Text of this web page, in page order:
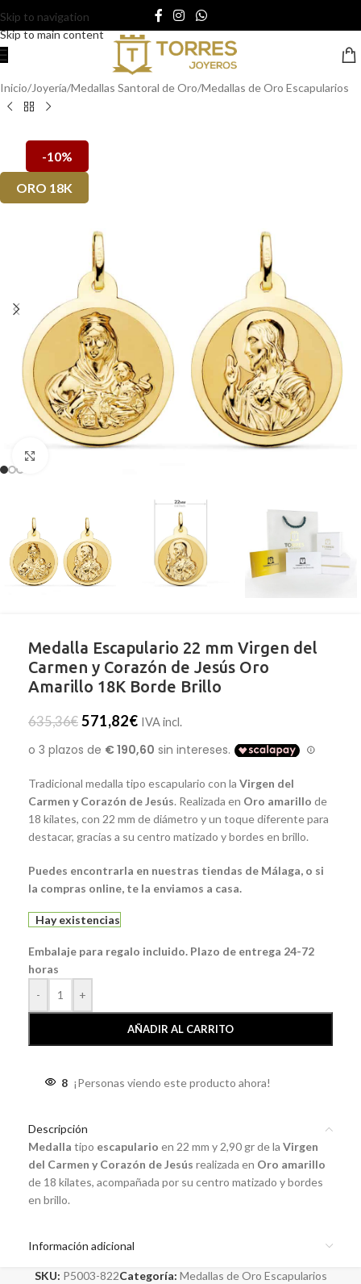
Skip to navigation
Skip to main content
Inicio/Joyería/Medallas Santoral de Oro/Medallas de Oro Escapularios
-10%
ORO 18K
Medalla Escapulario 22 mm Virgen del
Carmen y Corazón de Jesús Oro
Amarillo 18K Borde Brillo
635,36€ 571,82€ IVA incl.
Tradicional medalla tipo escapulario con la Virgen del
Carmen y Corazón de Jesús. Realizada en Oro amarillo de
18 kilates, con 22 mm de diámetro y un toque diferente para
destacar, gracias a su centro matizado y bordes en brillo.
Puedes encontrarla en nuestras tiendas de Málaga, o si
la compras online, te la enviamos a casa.
Hay existencias
Embalaje para regalo incluido. Plazo de entrega 24-72
horas
-
+
AÑADIR AL CARRITO
8 ¡Personas viendo este producto ahora!
Descripción
Medalla tipo escapulario en 22 mm y 2,90 gr de la Virgen
del Carmen y Corazón de Jesús realizada en Oro amarillo
de 18 kilates, acompañada por su centro matizado y bordes
en brillo.
Información adicional
SKU: P5003-822Categoría: Medallas de Oro Escapularios